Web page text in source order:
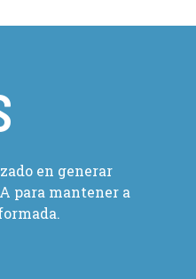
en generar
para mantener a